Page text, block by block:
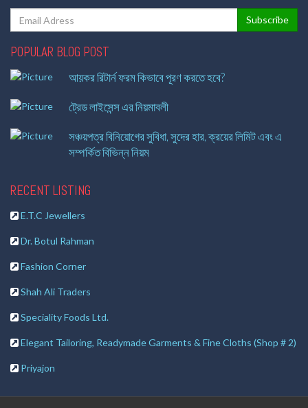
POPULAR BLOG POST
আয়কর রিটার্ন ফরম কিভাবে পূরণ করতে হবে?
ট্রেড লাইসেন্স এর নিয়মাবলী
সঞ্চয়পত্র বিনিয়োগের সুবিধা, সুদের হার, ক্রয়ের লিমিট এবং এ
সম্পর্কিত বিভিন্ন নিয়ম
RECENT LISTING
E.T.C Jewellers
Dr. Botul Rahman
Fashion Corner
Shah Ali Traders
Speciality Foods Ltd.
Elegant Tailoring, Readymade Garments & Fine Cloths (Shop # 2)
Priyajon